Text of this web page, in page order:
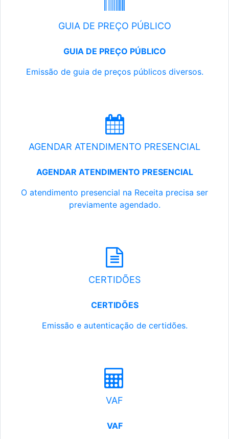
GUIA DE PREÇO PÚBLICO
GUIA DE PREÇO PÚBLICO
Emissão de guia de preços públicos diversos.
AGENDAR ATENDIMENTO PRESENCIAL
AGENDAR ATENDIMENTO PRESENCIAL
O atendimento presencial na Receita precisa ser
previamente agendado.
CERTIDÕES
CERTIDÕES
Emissão e autenticação de certidões.
VAF
VAF